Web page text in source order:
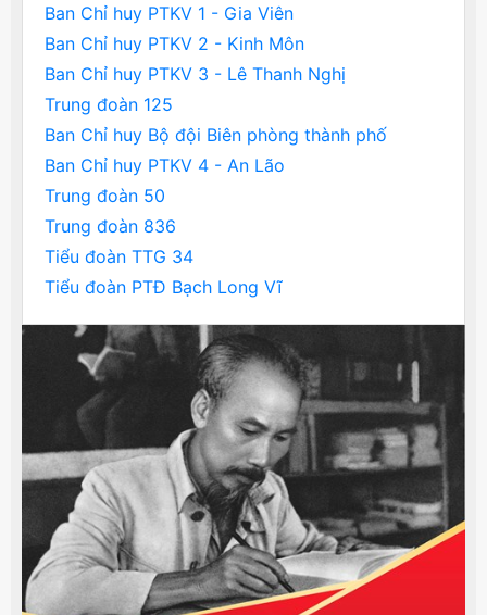
Ban Chỉ huy PTKV 1 - Gia Viên
Ban Chỉ huy PTKV 2 - Kinh Môn
Ban Chỉ huy PTKV 3 - Lê Thanh Nghị
Trung đoàn 125
Ban Chỉ huy Bộ đội Biên phòng thành phố
Ban Chỉ huy PTKV 4 - An Lão
Trung đoàn 50
Trung đoàn 836
Tiểu đoàn TTG 34
Tiểu đoàn PTĐ Bạch Long Vĩ